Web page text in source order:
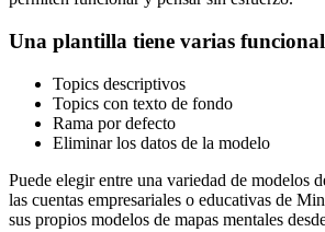
Una plantilla tiene varias
Topics descriptivos
Topics con texto de fondo
Rama por defecto
Eliminar los datos de la modelo
Puede elegir entre una variedad de modelos
las cuentas empresariales o educativas de
sus propios modelos de mapas mentales